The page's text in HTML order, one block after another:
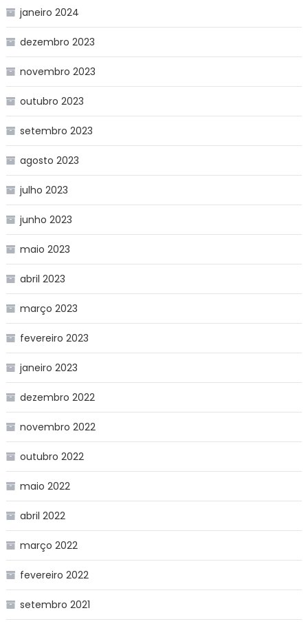
janeiro 2024
dezembro 2023
novembro 2023
outubro 2023
setembro 2023
agosto 2023
julho 2023
junho 2023
maio 2023
abril 2023
março 2023
fevereiro 2023
janeiro 2023
dezembro 2022
novembro 2022
outubro 2022
maio 2022
abril 2022
março 2022
fevereiro 2022
setembro 2021